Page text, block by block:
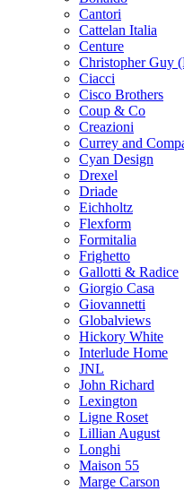
Cantori
Cattelan Italia
Centure
Christopher Guy
Ciacci
Cisco Brothers
Coup & Co
Creazioni
Currey and
Cyan Design
Drexel
Driade
Eichholtz
Flexform
Formitalia
Frighetto
Gallotti & Radice
Giorgio Casa
Giovannetti
Globalviews
Hickory White
Interlude Home
JNL
John Richard
Lexington
Ligne Roset
Lillian August
Longhi
Maison 55
Marge Carson